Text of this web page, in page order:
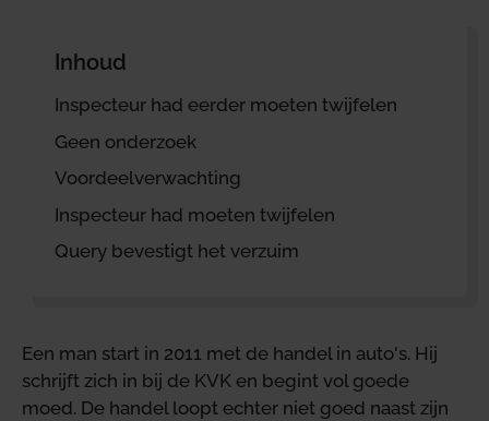
Inhoud
Inspecteur had eerder moeten twijfelen
Geen onderzoek
Voordeelverwachting
Inspecteur had moeten twijfelen
Query bevestigt het verzuim
Een man start in 2011 met de handel in auto's. Hij
schrijft zich in bij de KVK en begint vol goede
moed. De handel loopt echter niet goed naast zijn